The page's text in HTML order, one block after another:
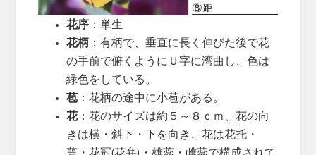
花序：単生
花柄 ：有柄で、垂直に長く伸びた後で花
の手前で俯くようにＵ字に湾曲し、色は
緑色をしている。
苞：花柄の途中に小苞がある。
花：花のサイズは約５～８ｃｍ、花の向
きは横・斜下・下を向き、花は花托・
萼・花冠(花弁)・雄蕊・雌蕊で構成されて